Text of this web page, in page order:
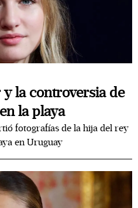
la controversia de
la playa
fotografías de la hija del rey
en Uruguay